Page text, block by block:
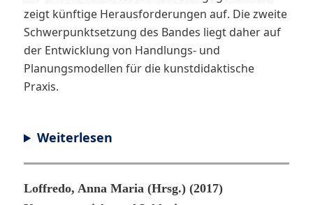
zeigt künftige Herausforderungen auf. Die zweite
Schwerpunktsetzung des Bandes liegt daher auf
der Entwicklung von Handlungs- und
Planungsmodellen für die kunstdidaktische
Praxis.
Weiterlesen
Loffredo, Anna Maria (Hrsg.) (2017)